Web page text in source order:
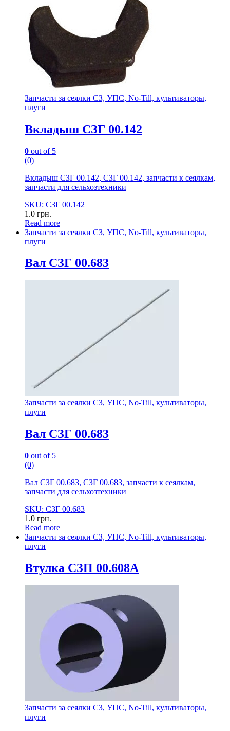
Запчасти за сеялки СЗ, УПС, No-Till, культиваторы,
плуги
Вкладыш СЗГ 00.142
0 out of 5
(0)
Вкладыш СЗГ 00.142, СЗГ 00.142, запчасти к сеялкам,
запчасти для сельхозтехники
SKU: СЗГ 00.142
1.0 грн.
Read more
Запчасти за сеялки СЗ, УПС, No-Till, культиваторы,
плуги
Вал СЗГ 00.683
Запчасти за сеялки СЗ, УПС, No-Till, культиваторы,
плуги
Вал СЗГ 00.683
0 out of 5
(0)
Вал СЗГ 00.683, СЗГ 00.683, запчасти к сеялкам,
запчасти для сельхозтехники
SKU: СЗГ 00.683
1.0 грн.
Read more
Запчасти за сеялки СЗ, УПС, No-Till, культиваторы,
плуги
Втулка СЗП 00.608А
Запчасти за сеялки СЗ, УПС, No-Till, культиваторы,
плуги